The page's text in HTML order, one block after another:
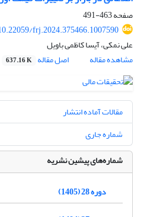
صفحه463-491
frj.2024.375466.1007590
علی نمکی، آیسا کاظمی باویل
مشاهده مقاله
اصل مقاله 637.16 K
مقالات آماده انتشار
شماره جاری
شماره‌های پیشین نشریه
دوره 28 (1405)